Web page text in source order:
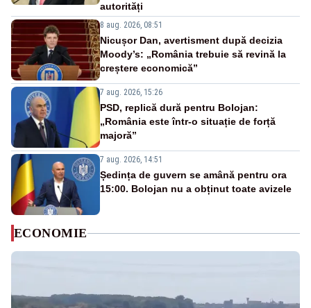
autorități
8 aug. 2026, 08:51
Nicușor Dan, avertisment după decizia
Moody’s: „România trebuie să revină la
creștere economică”
7 aug. 2026, 15:26
PSD, replică dură pentru Bolojan:
„România este într-o situație de forță
majoră”
7 aug. 2026, 14:51
Ședința de guvern se amână pentru ora
15:00. Bolojan nu a obținut toate avizele
ECONOMIE